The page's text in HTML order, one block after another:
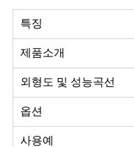
특징
제품소개
외형도 및 성능곡선
옵션
사용예